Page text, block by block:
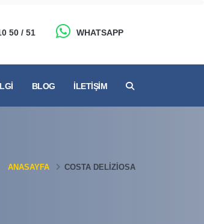
50 / 51 WHATSAPP
BLOG İLETIŞIM
ANASAYFA COSTA DELIZIOSA